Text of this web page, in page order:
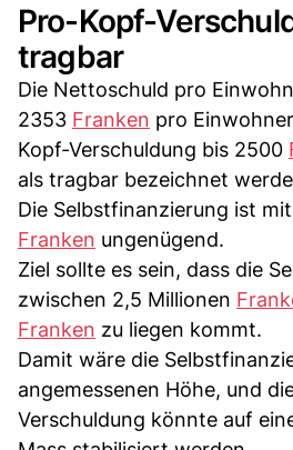
Pro-Kopf-
tragbar
Die Nettoschuld pro
2353 Franken pro
Kopf-Verschuldung bis 2500
als tragbar bezeichnet
Die Selbstfinanzierung ist
Franken ungenügend.
Ziel sollte es sein, dass die
zwischen 2,5 Millionen
Franken zu liegen kommt.
Damit wäre die
angemessenen Höhe, und
Verschuldung könnte auf